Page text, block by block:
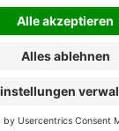
ggf.
anders